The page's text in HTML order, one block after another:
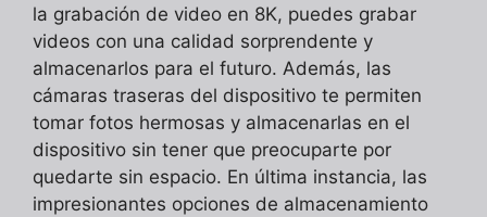
la grabación de video en 8K, puedes grabar
videos con una calidad sorprendente y
almacenarlos para el futuro. Además, las
cámaras traseras del dispositivo te permiten
tomar fotos hermosas y almacenarlas en el
dispositivo sin tener que preocuparte por
quedarte sin espacio. En última instancia, las
impresionantes opciones de almacenamiento